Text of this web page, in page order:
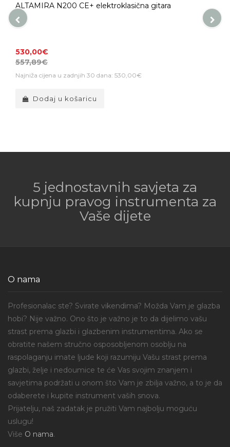
ALTAMIRA N200 CE+ elektroklasična gitara
530,00€
557,89€
Najniža cijena u zadnjih 30 dana: 530,00€
Dodaj u košaricu
5 jednostavnih savjeta za
kupnju pravog instrumenta za
Vaše dijete
O nama
Profesionalac ste? Svirate vikendima? Možda Vam je glazba
hobi? Nije važno. Ono što je važno je to da dijelimo vašu
strast prema glazbi i glazbenim instrumentima. Ako se
obratite našem stručno osposobljenom osoblju na
raspolaganju imate ljude koji razumiju Vašu strast prema
glazbi, želje i nedoumice te će Vas svojim znanjem i
savjetima podržati u onom što Vam je zbilja važno, a to je da
odaberete i kupite instrument vaših snova.
Prijatelju, naš zadatak je pružiti Vam najbolju moguću
uslugu!
Više O nama.